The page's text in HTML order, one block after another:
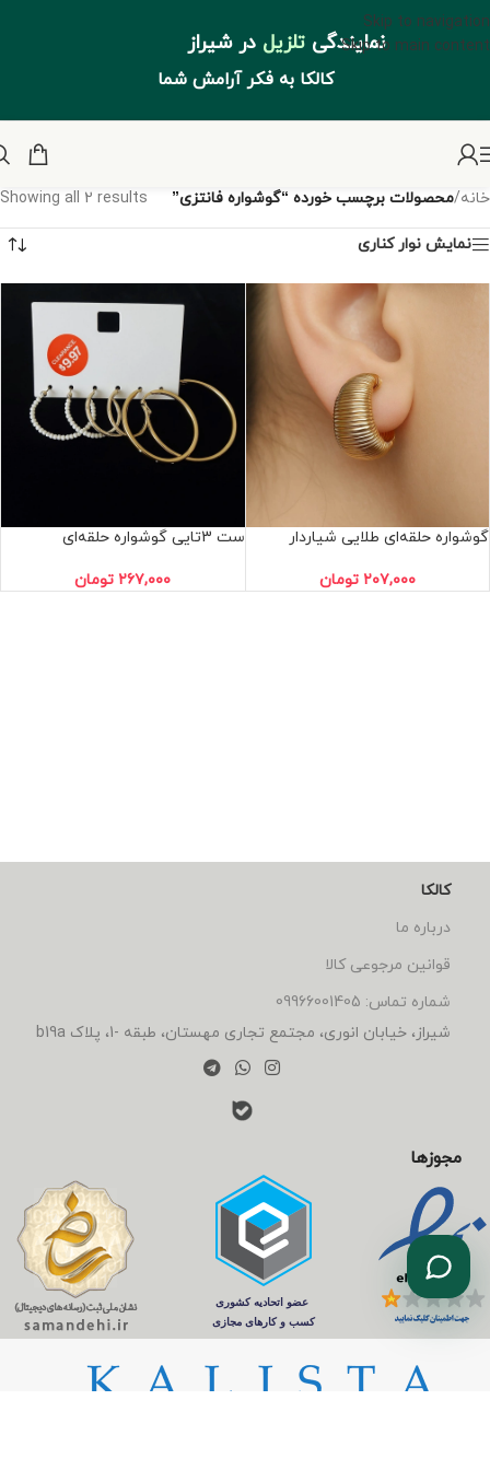
Skip to navigation
Skip to main content
نمایندگی تلزیل در شیراز
کالکا به فکر آرامش شما
خانه/محصولات برچسب خورده “گوشواره فانتزی” Showing all 2 results
نمایش نوار کناری
گوشواره حلقه‌ای طلایی شیاردار
۲۰۷,۰۰۰ تومان
ست 3تایی گوشواره حلقه‌ای
۲۶۷,۰۰۰ تومان
کالکا
درباره ما
قوانین مرجوعی کالا
شماره تماس: 09966001405
شیراز، خیابان انوری، مجتمع تجاری مهستان، طبقه -1، پلاک b19a
مجوزها